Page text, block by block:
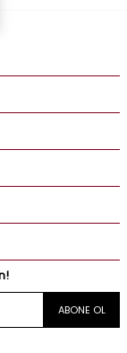
ABONE OL